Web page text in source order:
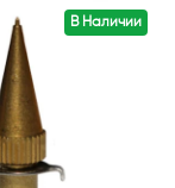
В Наличии